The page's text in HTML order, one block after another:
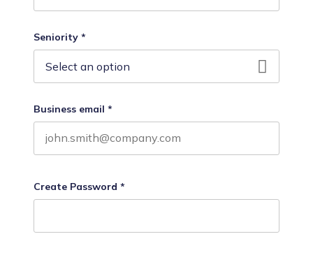
Seniority *
Business email *
Create Password *